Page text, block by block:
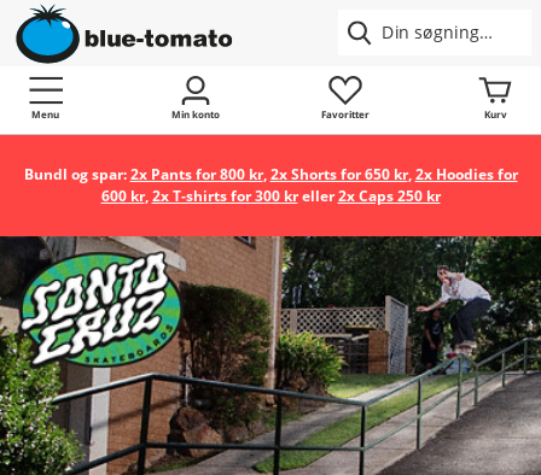
Menu Min konto Favoritter Kurv
Bundl og spar:2x Pants for 800 kr,2x Shorts for 650 kr,2x Hoodies for
600 kr,2x T-shirts for 300 kreller2x Caps 250 kr